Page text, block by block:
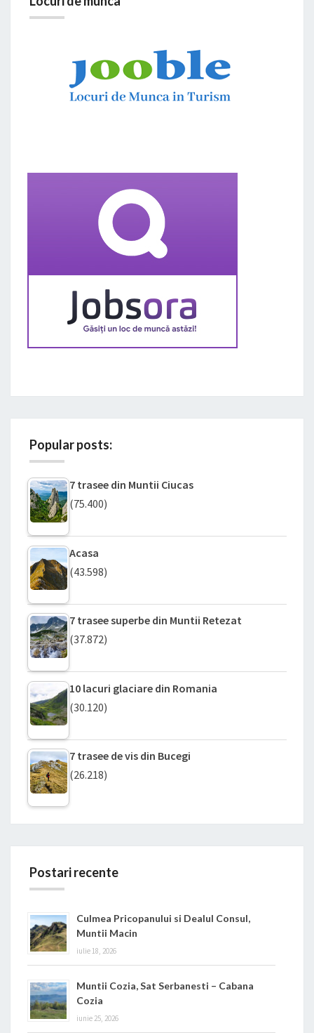
Popular posts:
7 trasee din Muntii Ciucas
(75.400)
Acasa
(43.598)
7 trasee superbe din Muntii Retezat
(37.872)
10 lacuri glaciare din Romania
(30.120)
7 trasee de vis din Bucegi
(26.218)
Postari recente
Culmea Pricopanului si Dealul Consul,
Muntii Macin
iulie 18, 2026
Muntii Cozia, Sat Serbanesti – Cabana
Cozia
iunie 25, 2026